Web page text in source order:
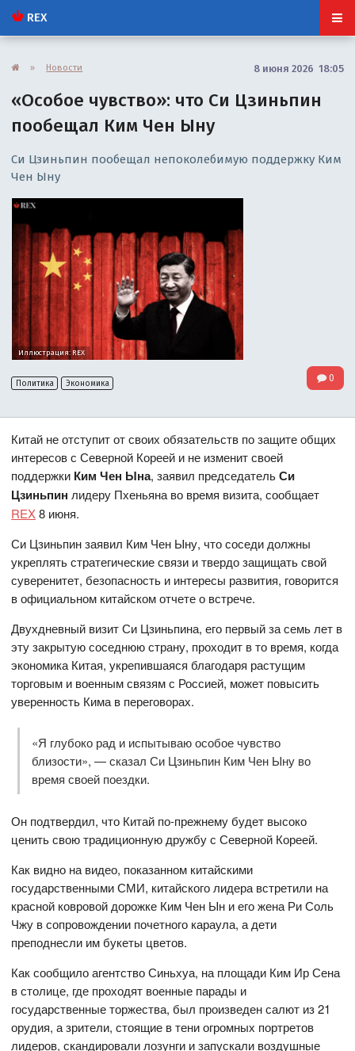
REX
» Новости 8 июня 2026 18:05
«Особое чувство»: что Си Цзиньпин
пообещал Ким Чен Ыну
Си Цзиньпин пообещал непоколебимую поддержку Ким
Чен Ыну
Иллюстрация: REX
Политика Экономика 0
Китай не отступит от своих обязательств по защите общих
интересов с Северной Кореей и не изменит своей
поддержки Ким Чен Ына, заявил председательСи
Цзиньпин лидеру Пхеньяна во время визита, сообщает
REX8 июня.
Си Цзиньпин заявил Ким Чен Ыну, что соседи должны
укреплять стратегические связи и твердо защищать свой
суверенитет, безопасность и интересы развития, говорится
в официальном китайском отчете о встрече.
Двухдневный визит Си Цзиньпина, его первый за семь лет в
эту закрытую соседнюю страну, проходит в то время, когда
экономика Китая, укрепившаяся благодаря растущим
торговым и военным связям с Россией, может повысить
уверенность Кима в переговорах.
«Я глубоко рад и испытываю особое чувство
близости», — сказал Си Цзиньпин Ким Чен Ыну во
время своей поездки.
Он подтвердил, что Китай по-прежнему будет высоко
ценить свою традиционную дружбу с Северной Кореей.
Как видно на видео, показанном китайскими
государственными СМИ, китайского лидера встретили на
красной ковровой дорожке Ким Чен Ын и его жена Ри Соль
Чжу в сопровождении почетного караула, а дети
преподнесли им букеты цветов.
Как сообщило агентство Синьхуа, на площади Ким Ир Сена
в столице, где проходят военные парады и
государственные торжества, был произведен салют из 21
орудия, а зрители, стоящие в тени огромных портретов
лидеров, скандировали лозунги и запускали воздушные